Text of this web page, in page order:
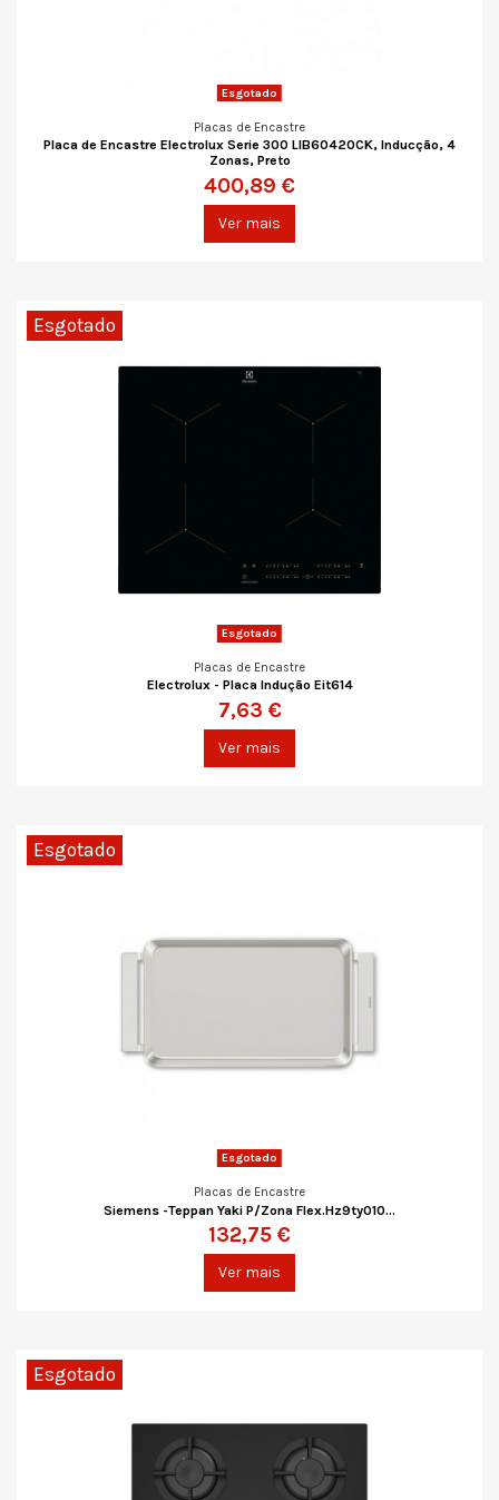
Esgotado
Placas de Encastre
Placa de Encastre Electrolux Serie 300 LIB60420CK, Inducção, 4
Zonas, Preto
400,89 €
Ver mais
Esgotado
Esgotado
Placas de Encastre
Electrolux - Placa Indução Eit614
7,63 €
Ver mais
Esgotado
Esgotado
Placas de Encastre
Siemens -Teppan Yaki P/Zona Flex.Hz9ty010...
132,75 €
Ver mais
Esgotado